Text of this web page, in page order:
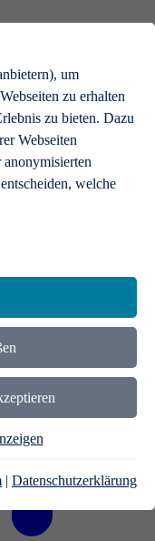
um
zu erhalten
zu bieten. Dazu
Webseiten
welche
| Datenschutzerklärung